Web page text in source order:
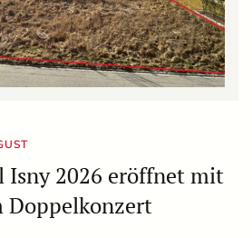
Isny 2026 eröffnet mit
Doppelkonzert